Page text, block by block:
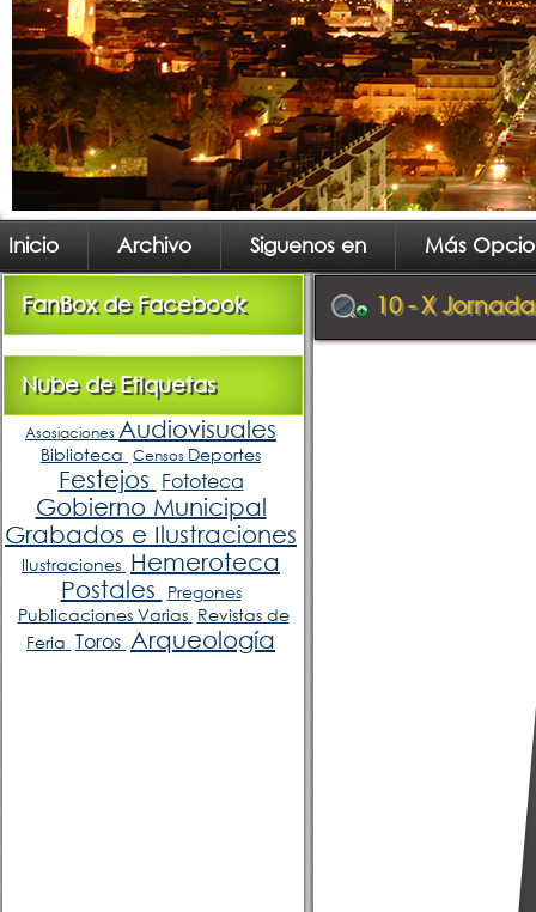
Inicio Archivo Siguenos en Más
FanBox de Facebook
Nube de Etiquetas
Asosiaciones Audiovisuales
Biblioteca Censos Deportes
Festejos Fototeca
Gobierno Municipal
Grabados e Ilustraciones
Ilustraciones Hemeroteca
Postales
Pregones
Publicaciones Varias Revistas de
Feria Toros Arqueología
10 - X